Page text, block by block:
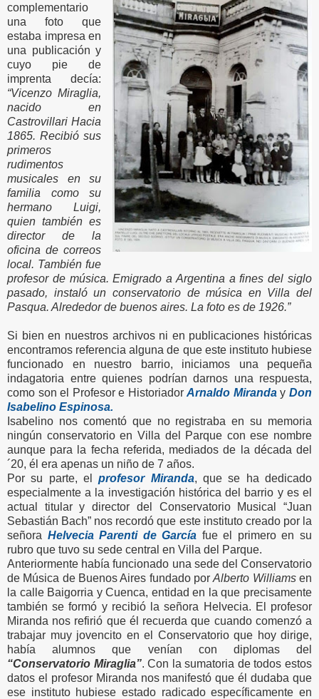
complementario
una foto que
estaba impresa en
una publicación y
cuyo pie de
imprenta decía:
“Vicenzo Miraglia,
nacido en
Castrovillari Hacia
1865. Recibió sus
primeros
rudimentos
musicales en su
familia como su
hermano Luigi,
quien también es
director de la
oficina de correos
local. También fue
profesor de música. Emigrado a Argentina a fines del siglo
pasado, instaló un conservatorio de música en Villa del
Pasqua. Alrededor de buenos aires. La foto es de 1926.”
Si bien en nuestros archivos ni en publicaciones históricas
encontramos referencia alguna de que este instituto hubiese
funcionado en nuestro barrio, iniciamos una pequeña
indagatoria entre quienes podrían darnos una respuesta,
como son el Profesor e HistoriadorArnaldo Miranda yDon
Isabelino Espinosa.
Isabelino nos comentó que no registraba en su memoria
ningún conservatorio en Villa del Parque con ese nombre
aunque para la fecha referida, mediados de la década del
´20, él era apenas un niño de 7 años.
Por su parte, elprofesor Miranda, que se ha dedicado
especialmente a la investigación histórica del barrio y es el
actual titular y director del Conservatorio Musical “Juan
Sebastián Bach” nos recordó que este instituto creado por la
señora Helvecia Parenti de García fue el primero en su
rubro que tuvo su sede central en Villa del Parque.
Anteriormente había funcionado una sede del Conservatorio
de Música de Buenos Aires fundado porAlberto Williamsen
la calle Baigorria y Cuenca, entidad en la que precisamente
también se formó y recibió la señora Helvecia. El profesor
Miranda nos refirió que él recuerda que cuando comenzó a
trabajar muy jovencito en el Conservatorio que hoy dirige,
había alumnos que venían con diplomas del
“Conservatorio Miraglia”. Con la sumatoria de todos estos
datos el profesor Miranda nos manifestó que él dudaba que
ese instituto hubiese estado radicado específicamente en